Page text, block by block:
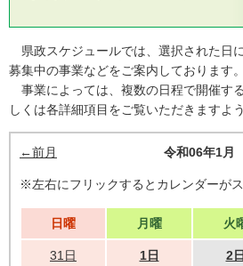
県政スケジュールでは、選択された日
募集中の事業などをご案内しております。
事業によっては、複数の日程で開催す
しくは各詳細項目をご覧いただきますよ
←前月 令和06年1月
※左右にフリックするとカレンダーがス
日曜 月曜 火
31日 1日 2日